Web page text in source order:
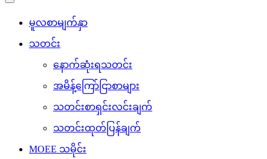
Toggle
မူလစာမျက်နှာ
သတင်း
နောက်ဆုံးရသတင်း
အမိန့်ကြော်ငြာစာများ
သတင်းစာရှင်းလင်းချက်
သတင်းထုတ်ပြန်ချက်
MOEE သမိုင်း